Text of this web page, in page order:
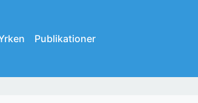
Publikationer